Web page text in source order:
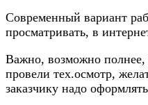
Современный вариант
просматривать, в
Важно, возможно полнее,
провели тех.осмотр,
заказчику надо